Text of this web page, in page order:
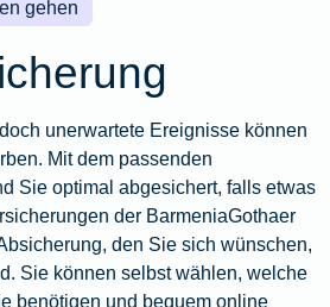
gehen
unerwartete Ereignisse können
Mit dem passenden
Sie optimal abgesichert, falls etwas
der BarmeniaGothaer
den Sie sich wünschen,
Sie können selbst wählen, welche
benötigen und bequem online